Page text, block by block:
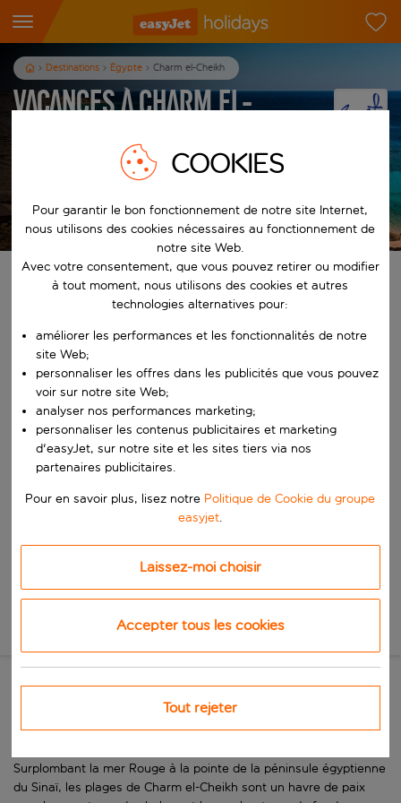
Destinations Égypte Charm el-Cheikh
Vacances à Charm el-
Afficher les vacances
Les conditions générales s’appliquent
Trouvez votre séjour de rêve
Commencez à taper pour la saisie automatique. Lorsque les
Commencez à taper pour la saisie automatique. Lorsque les
Vers
Choisissez une date de départ et une date de retour.
Choisissez vos dates
Quand
Qui
Rechercher
Nouvelle recherche
Une côte ensoleillée avec des
trésors engloutis
Surplombant la mer Rouge à la pointe de la péninsule égyptienne
du Sinaï, les plages de Charm el-Cheikh sont un havre de paix
COOKIES
Pour garantir le bon fonctionnement de notre site Internet,
nous utilisons des cookies nécessaires au fonctionnement de
notre site Web.
Avec votre consentement, que vous pouvez retirer ou modifier
à tout moment, nous utilisons des cookies et autres
technologies alternatives pour:
améliorer les performances et les fonctionnalités de notre
site Web;
personnaliser les offres dans les publicités que vous pouvez
voir sur notre site Web;
analyser nos performances marketing;
personnaliser les contenus publicitaires et marketing
d'easyJet, sur notre site et les sites tiers via nos
partenaires publicitaires.
Pour en savoir plus, lisez notre Politique de Cookie du groupe
easyjet.
Laissez-moi choisir
Accepter tous les cookies
Tout rejeter